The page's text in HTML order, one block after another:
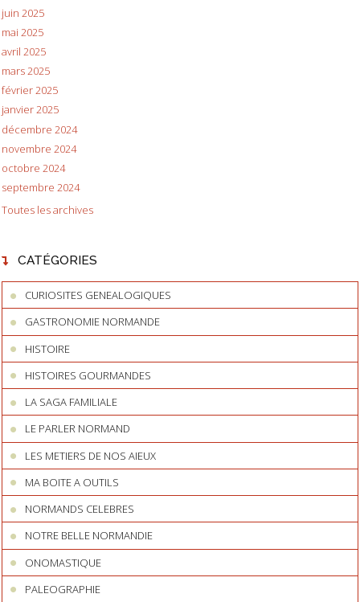
juin 2025
mai 2025
avril 2025
mars 2025
février 2025
janvier 2025
décembre 2024
novembre 2024
octobre 2024
septembre 2024
Toutes les archives
CATÉGORIES
CURIOSITES GENEALOGIQUES
GASTRONOMIE NORMANDE
HISTOIRE
HISTOIRES GOURMANDES
LA SAGA FAMILIALE
LE PARLER NORMAND
LES METIERS DE NOS AIEUX
MA BOITE A OUTILS
NORMANDS CELEBRES
NOTRE BELLE NORMANDIE
ONOMASTIQUE
PALEOGRAPHIE